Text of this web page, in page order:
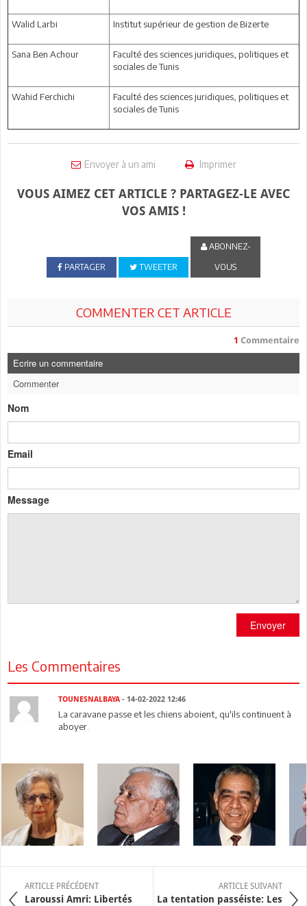
Walid Larbi Institut supérieur de gestion de Bizerte
Sana Ben Achour
Faculté des sciences juridiques, politiques et
sociales de Tunis
Wahid Ferchichi
Faculté des sciences juridiques, politiques et
sociales de Tunis
Envoyer à un ami Imprimer
VOUS AIMEZ CET ARTICLE ? PARTAGEZ-LE AVEC
VOS AMIS !
PARTAGER TWEETER
ABONNEZ-
VOUS
COMMENTER CET ARTICLE
1 Commentaire
Ecrire un commentaire
Commenter
Nom
Email
Message
Envoyer
Les Commentaires
TOUNESNALBAYA - 14-02-2022 12:46
La caravane passe et les chiens aboient, qu'ils continuent à
aboyer.
ARTICLE PRÉCÉDENT
Laroussi Amri: Libertés
ARTICLE SUIVANT
La tentation passéiste: Les